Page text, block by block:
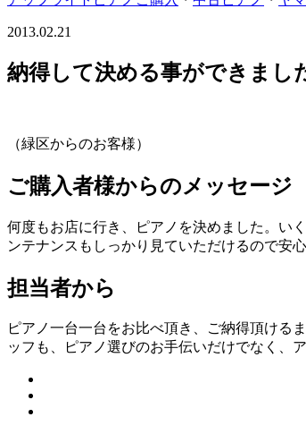
2013.02.21
納得して決める事ができまし
（緑区からのお客様）
ご購入者様からのメッセージ
何度もお店に行き、ピアノを決めました。い
ンテナンスもしっかり見ていただけるので安心
担当者から
ピアノ一台一台をお比べ頂き、ご納得頂ける
ッフも、ピアノ選びのお手伝いだけでなく、